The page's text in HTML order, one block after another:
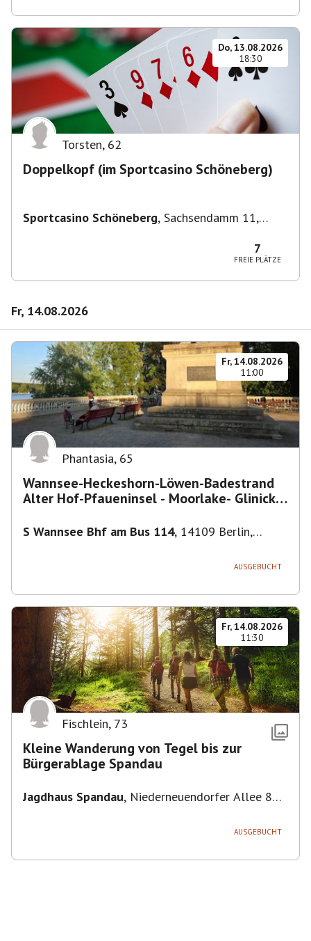
Do, 13.08.2026
18:30
Torsten, 62
Doppelkopf (im Sportcasino Schöneberg)
Sportcasino Schöneberg, Sachsendamm 11,
7
FREIE PLÄTZE
Fr, 14.08.2026
Fr, 14.08.2026
11:00
Phantasia, 65
Wannsee-Heckeshorn-Löwen-Badestrand
Alter Hof-Pfaueninsel - Moorlake- Glinicker
S Wannsee Bhf am Bus 114, 14109 Berlin,
AUSGEBUCHT
Fr, 14.08.2026
11:30
Fischlein, 73
Kleine Wanderung von Tegel bis zur
Bürgerablage Spandau
Jagdhaus Spandau, Niederneuendorfer Allee 80,
AUSGEBUCHT